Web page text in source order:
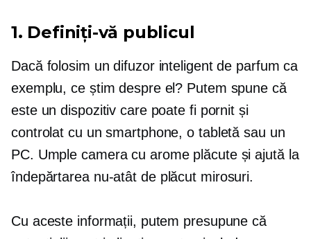
1. Definiți-vă publicul
Dacă folosim un difuzor inteligent de parfum ca
exemplu, ce știm despre el? Putem spune că
este un dispozitiv care poate fi pornit și
controlat cu un smartphone, o tabletă sau un
PC. Umple camera cu arome plăcute și ajută la
îndepărtarea nu-atât de plăcut mirosuri.
Cu aceste informații, putem presupune că